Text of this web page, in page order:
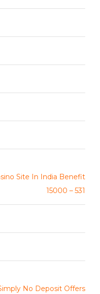
Site In India Benefit
15000 – 531
No Deposit Offers